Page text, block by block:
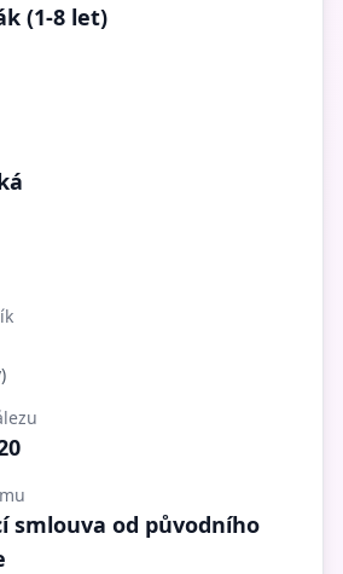
(1-8 let)
smlouva od původního